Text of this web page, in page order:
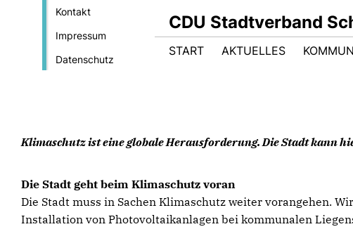
Kontakt
Impressum
Datenschutz
CDU Stadtverband
START AKTUELLES
Klimaschutz ist eine globale Herausforderung. Die Stadt kann
Die Stadt geht beim Klimaschutz voran
Die Stadt muss in Sachen Klimaschutz weiter vorangehen.
Installation von Photovoltaikanlagen bei kommunalen